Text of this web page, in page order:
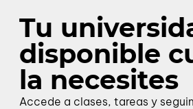
Tu
disponible
la necesites
Accede a clases, tareas y